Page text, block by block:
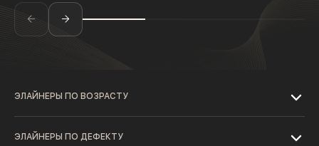
ЭЛАЙНЕРЫ ПО ВОЗРАСТУ
ЭЛАЙНЕРЫ ПО ДЕФЕКТУ